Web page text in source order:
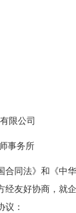
公司
务所
同法》和《中华
经友好协商，就
议：